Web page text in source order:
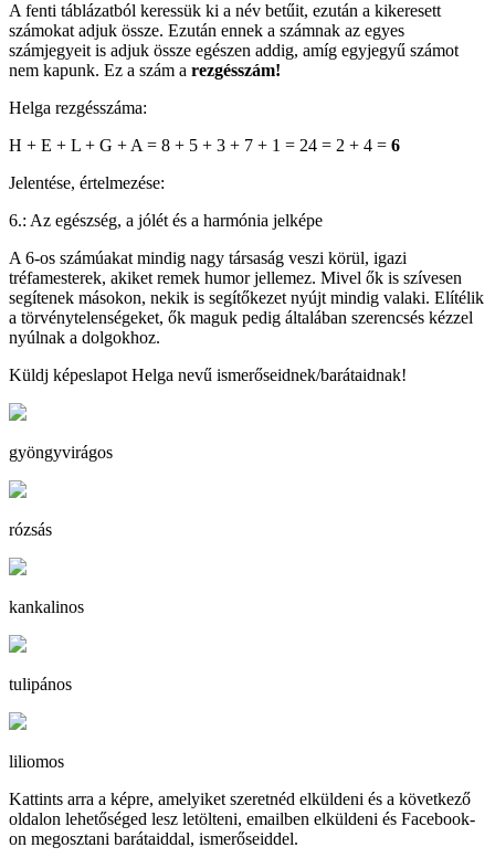
A fenti táblázatból keressük ki a név betűit, ezután a kikeresett
számokat adjuk össze. Ezután ennek a számnak az egyes
számjegyeit is adjuk össze egészen addig, amíg egyjegyű számot
nem kapunk. Ez a szám a rezgésszám!
Helga rezgésszáma:
H + E + L + G + A = 8 + 5 + 3 + 7 + 1 = 24 = 2 + 4 = 6
Jelentése, értelmezése:
6.: Az egészség, a jólét és a harmónia jelképe
A 6-os számúakat mindig nagy társaság veszi körül, igazi
tréfamesterek, akiket remek humor jellemez. Mivel ők is szívesen
segítenek másokon, nekik is segítőkezet nyújt mindig valaki. Elítélik
a törvénytelenségeket, ők maguk pedig általában szerencsés kézzel
nyúlnak a dolgokhoz.
Küldj képeslapot Helga nevű ismerőseidnek/barátaidnak!
gyöngyvirágos
rózsás
kankalinos
tulipános
liliomos
Kattints arra a képre, amelyiket szeretnéd elküldeni és a következő
oldalon lehetőséged lesz letölteni, emailben elküldeni és Facebook-
on megosztani barátaiddal, ismerőseiddel.